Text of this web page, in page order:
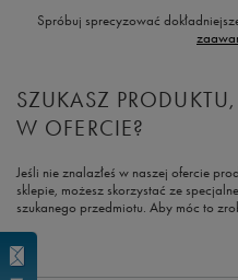
Spróbuj sprecyzować
SZUKASZ
W OFERCIE?
Jeśli nie znalazłeś w naszej ofercie
sklepie, możesz skorzystać ze
szukanego przedmiotu. Aby móc to